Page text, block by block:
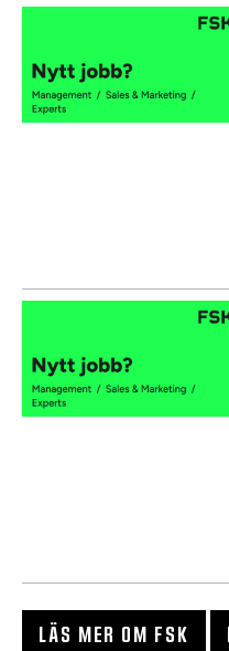
LÄS MER OM FSK